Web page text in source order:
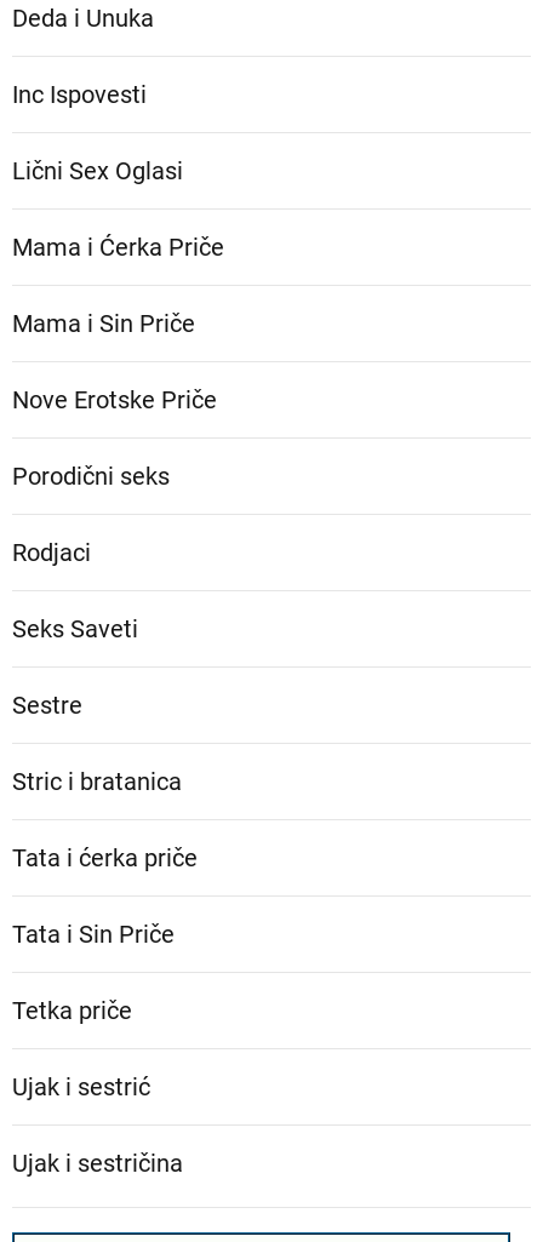
Deda i Unuka
Inc Ispovesti
Lični Sex Oglasi
Mama i Ćerka Priče
Mama i Sin Priče
Nove Erotske Priče
Porodični seks
Rodjaci
Seks Saveti
Sestre
Stric i bratanica
Tata i ćerka priče
Tata i Sin Priče
Tetka priče
Ujak i sestrić
Ujak i sestričina